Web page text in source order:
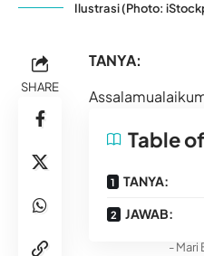
Ilustrasi (Photo:
SHARE
TANYA:
Table
TANYA:
JAWAB:
- Mari